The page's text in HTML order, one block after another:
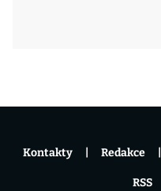
Kontakty Redakce
RSS